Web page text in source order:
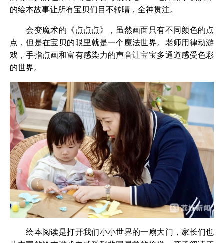
的绘本故事让所有宝贝们目不转睛，全神贯注。
会变魔术的《点点点》，虽然画面只有不同颜色的点
点，但是在宝贝的眼里就是一个魔法世界。老师用律动游
戏，手指点画和富有感染力的声音让宝宝多通道感受色彩
的世界。
绘本阅读是打开我们小小世界的一扇大门，家长们也